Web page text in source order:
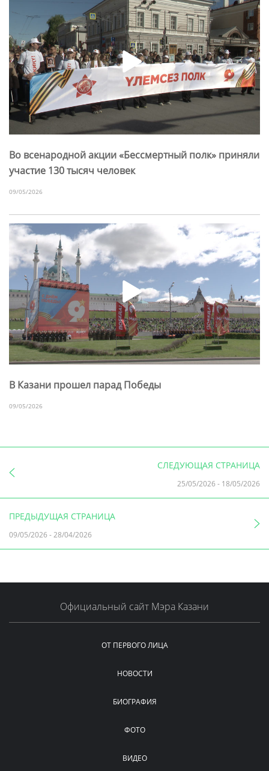
Во всенародной акции «Бессмертный полк» приняли
участие 130 тысяч человек
09/05/2026
В Казани прошел парад Победы
09/05/2026
СЛЕДУЮЩАЯ СТРАНИЦА
25/05/2026 - 18/05/2026
ПРЕДЫДУЩАЯ СТРАНИЦА
09/05/2026 -28/04/2026
Официальный сайт Мэра Казани
ОТ ПЕРВОГО ЛИЦА
НОВОСТИ
БИОГРАФИЯ
ФОТО
ВИДЕО